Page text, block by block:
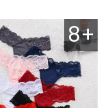
8+